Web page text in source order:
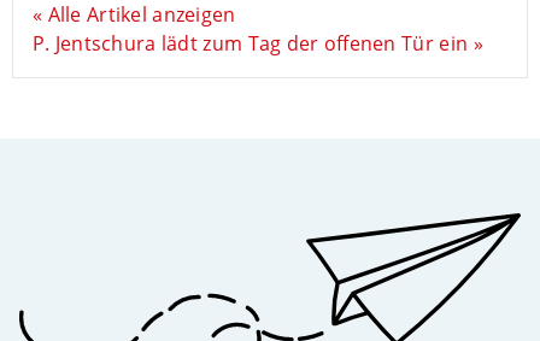
« Alle Artikel anzeigen
P. Jentschura lädt zum Tag der offenen Tür ein »